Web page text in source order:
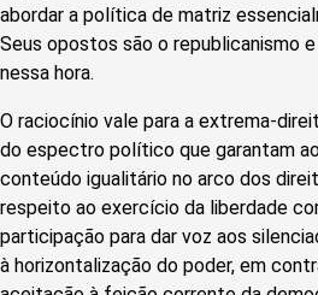
abordar a política de matriz
Seus opostos são o republicanismo
nessa hora.
O raciocínio vale para a extrema-
do espectro político que garantam
conteúdo igualitário no arco dos
respeito ao exercício da liberdade
participação para dar voz aos
à horizontalização do poder, em